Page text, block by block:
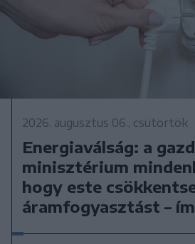
2026. augusztus 06., csütörtök
Energiaválság: a
minisztérium
hogy este
áramfogyasztást –